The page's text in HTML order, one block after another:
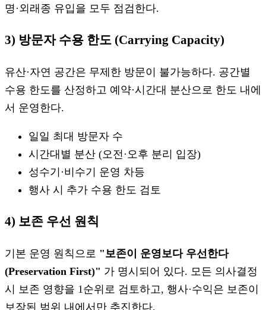
명·외래종 유입을 모두 점검한다.
3) 방문자 수용 한도 (Carrying Capacity)
유산·자연 공간은 무제한 방문이 불가능하다. 공간별
수용 한도를 산정하고 예약·시간대 분산으로 한도 내에
서 운영한다.
일일 최대 방문자 수
시간대별 분산 (오전·오후 분리 입장)
성수기·비수기 운영 차등
행사 시 추가 수용 한도 검토
4) 보존 우선 원칙
기본 운영 원칙으로 "보존이 운영보다 우선한다
(Preservation First)" 가 명시되어 있다. 모든 의사결정
시 보존 영향을 1순위로 검토하고, 행사·수익은 보존이
보장된 범위 내에서만 추진한다.